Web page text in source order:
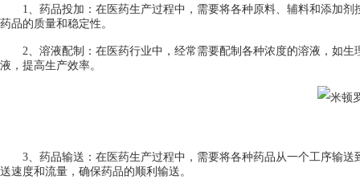
1、药品投加：在医药生产过程中，需要将各种原料、辅料和添加剂
药品的质量和稳定性。
2、溶液配制：在医药行业中，经常需要配制各种浓度的溶液，如生
液，提高生产效率。
3、药品输送：在医药生产过程中，需要将各种药品从一个工序输送
送速度和流量，确保药品的顺利输送。